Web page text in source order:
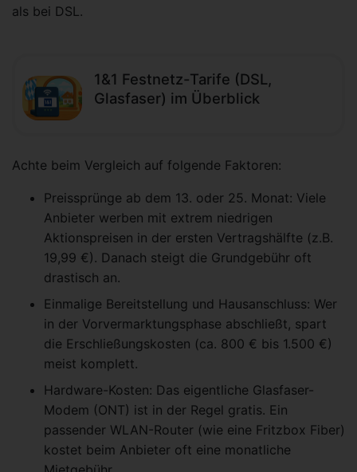
als bei DSL.
1&1 Festnetz-Tarife (DSL,
Glasfaser) im Überblick
Achte beim Vergleich auf folgende Faktoren:
Preissprünge ab dem 13. oder 25. Monat: Viele
Anbieter werben mit extrem niedrigen
Aktionspreisen in der ersten Vertragshälfte (z.B.
19,99 €). Danach steigt die Grundgebühr oft
drastisch an.
Einmalige Bereitstellung und Hausanschluss: Wer
in der Vorvermarktungsphase abschließt, spart
die Erschließungskosten (ca. 800 € bis 1.500 €)
meist komplett.
Hardware-Kosten: Das eigentliche Glasfaser-
Modem (ONT) ist in der Regel gratis. Ein
passender WLAN-Router (wie eine Fritzbox Fiber)
kostet beim Anbieter oft eine monatliche